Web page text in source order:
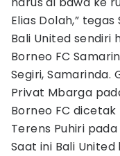
Elias Dolah,”
Bali United sendiri
Borneo FC
Segiri, Samarinda.
Privat Mbarga
Borneo FC
Terens Puhiri
Saat ini Bali